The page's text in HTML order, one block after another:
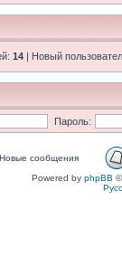
14 | Новый
Пароль:
Новые сообщения
Powered by phpBB